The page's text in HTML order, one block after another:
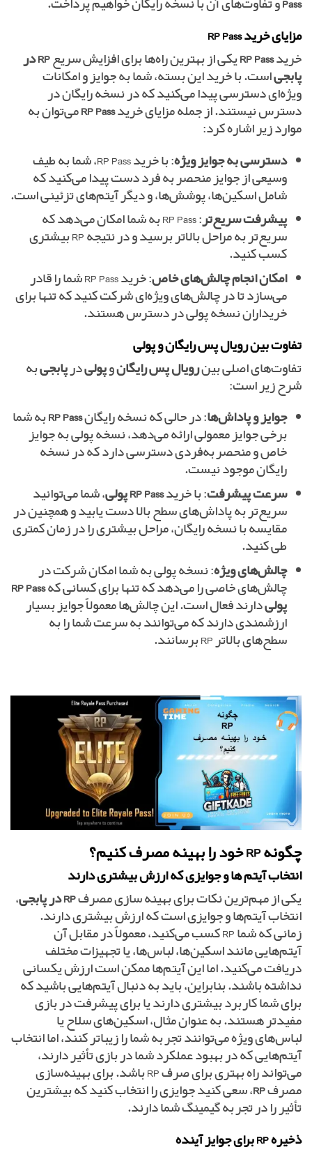
مزایای خرید RP Pass
خریدRP Passیکی از بهترین راه‌ها برای افزایش سریع
RP در
پابجیاست. با خرید این بسته، شما به جوایز و امکانات
ویژه‌ای دسترسی پیدا می‌کنید که در نسخه رایگان در
دسترس نیستند. از جمله مزایای خریدRP Passمی‌توان به
موارد زیر اشاره کرد:
دسترسی به جوایز ویژه
: با خرید RP Pass، شما به طیف
وسیعی از جوایز منحصر به فرد دست پیدا می‌کنید که
شامل اسکین‌ها، پوشش‌ها، و دیگر آیتم‌های تزئینی است.
پیشرفت سریع‌تر
: RP Pass به شما امکان می‌دهد که
سریع‌تر به مراحل بالاتر برسید و در نتیجه RP بیشتری
کسب کنید.
امکان انجام چالش‌های خاص
: خرید RP Pass شما را قادر
می‌سازد تا در چالش‌های ویژه‌ای شرکت کنید که تنها برای
خریداران نسخه پولی در دسترس هستند.
تفاوت بین رویال پس رایگان و پولی
تفاوت‌های اصلی بینرویال پس رایگانوپولیدرپابجیبه
شرح زیر است:
جوایز و پاداش‌ها: در حالی که نسخه رایگانRP Passبه شما
برخی جوایز معمولی ارائه می‌دهد، نسخه پولی به جوایز
خاص و منحصربه‌فردی دسترسی دارد که در نسخه
رایگان موجود نیست.
سرعت پیشرفت: با خریدRP Pass پولی
، شما می‌توانید
سریع‌تر به پاداش‌های سطح بالا دست یابید و همچنین در
مقایسه با نسخه رایگان، مراحل بیشتری را در زمان کمتری
طی کنید.
چالش‌های ویژه: نسخه پولی به شما امکان شرکت در
چالش‌های خاصی را می‌دهد که تنها برای کسانی کهRP Pass
پولیدارند فعال است. این چالش‌ها معمولاً جوایز بسیار
ارزشمندی دارند که می‌توانند به سرعت شما را به
سطح‌های بالاتر RP برسانند.
چگونه RP خود را بهینه مصرف کنیم؟
انتخاب آیتم‌ ها و جوایزی که ارزش بیشتری دارند
یکی از مهم‌ترین نکات برای بهینه‌ سازی مصرفRP در پابجی
،
انتخاب آیتم‌ها و جوایزی است که ارزش بیشتری دارند.
زمانی که شما RP کسب می‌کنید، معمولاً در مقابل آن
آیتم‌هایی مانند اسکین‌ها، لباس‌ها، یا تجهیزات مختلف
دریافت می‌کنید. اما این آیتم‌ها ممکن است ارزش یکسانی
نداشته باشند. بنابراین، باید به دنبال آیتم‌هایی باشید که
برای شما کاربرد بیشتری دارند یا برای پیشرفت در بازی
مفیدتر هستند. به عنوان مثال، اسکین‌های سلاح یا
لباس‌های ویژه می‌توانند تجربه شما را زیباتر کنند، اما انتخاب
آیتم‌هایی که در بهبود عملکرد شما در بازی تأثیر دارند،
می‌تواند راه بهتری برای صرف RP باشد. برای بهینه‌سازی
مصرفRP، سعی کنید جوایزی را انتخاب کنید که بیشترین
تأثیر را در تجربه گیمینگ شما دارند.
ذخیره RP برای جوایز آینده